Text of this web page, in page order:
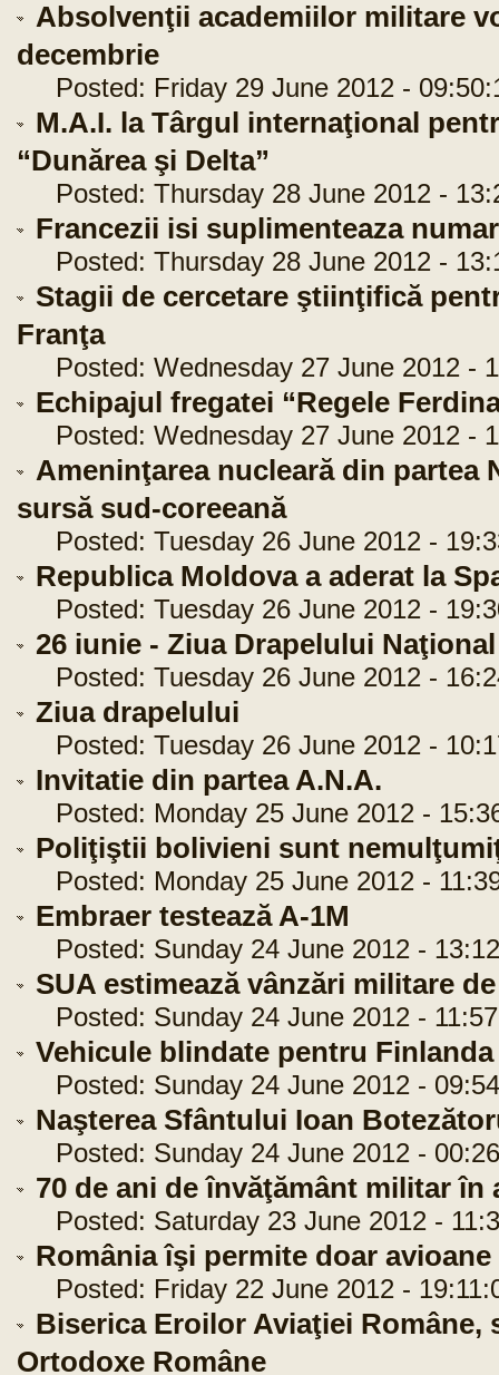
Absolvenţii academiilor militare
decembrie
Posted: Friday 29 June 2012 -
M.A.I. la Târgul internaţional
“Dunărea şi Delta”
Posted: Thursday 28 June 2012 -
Francezii isi suplimenteaza
Posted: Thursday 28 June 2012 -
Stagii de cercetare ştiinţifică
Franţa
Posted: Wednesday 27 June 2012 -
Echipajul fregatei “Regele
Posted: Wednesday 27 June 2012 -
Ameninţarea nucleară din partea
sursă sud-coreeană
Posted: Tuesday 26 June 2012 -
Republica Moldova a aderat la
Posted: Tuesday 26 June 2012 -
26 iunie - Ziua Drapelului Naţional
Posted: Tuesday 26 June 2012 -
Ziua drapelului
Posted: Tuesday 26 June 2012 -
Invitatie din partea A.N.A.
Posted: Monday 25 June 2012 -
Poliţiştii bolivieni sunt
Posted: Monday 25 June 2012 -
Embraer testează A-1M
Posted: Sunday 24 June 2012 -
SUA estimează vânzări militare
Posted: Sunday 24 June 2012 -
Vehicule blindate pentru Finlanda
Posted: Sunday 24 June 2012 -
Naşterea Sfântului Ioan
Posted: Sunday 24 June 2012 -
70 de ani de învăţământ militar în
Posted: Saturday 23 June 2012 -
România îşi permite doar avioane
Posted: Friday 22 June 2012 -
Biserica Eroilor Aviaţiei
Ortodoxe Române